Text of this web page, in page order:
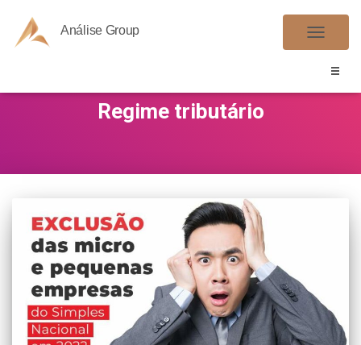
Análise Group
Regime tributário